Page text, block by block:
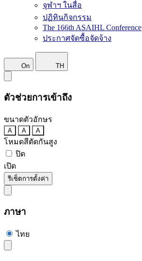
จุฬาฯ ในสื่อ
ปฏิทินกิจกรรม
The 166th ASAIHL Conference
ประกาศจัดซื้อจัดจ้าง
On TH
ตัวช่วยการเข้าถึง
ขนาดตัวอักษร
A A A
โหมดสีตัดกันสูง
ปิด
เปิด
รีเซ็ตการตั้งค่า
ภาษา
ไทย